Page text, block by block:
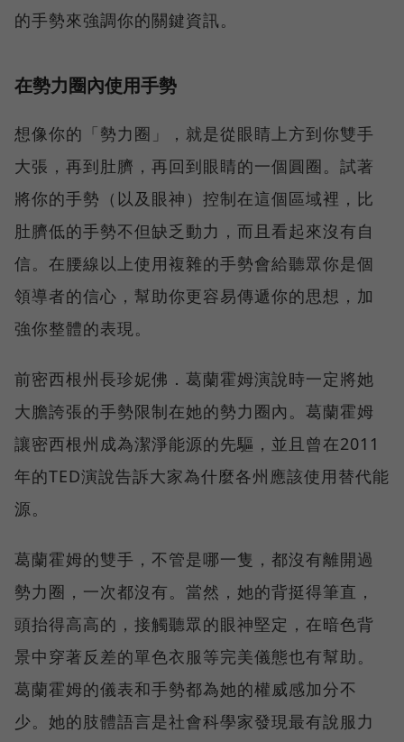
的手勢來強調你的關鍵資訊。
在勢力圈內使用手勢
想像你的「勢力圈」，就是從眼睛上方到你雙手
大張，再到肚臍，再回到眼睛的一個圓圈。試著
將你的手勢（以及眼神）控制在這個區域裡，比
肚臍低的手勢不但缺乏動力，而且看起來沒有自
信。在腰線以上使用複雜的手勢會給聽眾你是個
領導者的信心，幫助你更容易傳遞你的思想，加
強你整體的表現。
前密西根州長珍妮佛．葛蘭霍姆演說時一定將她
大膽誇張的手勢限制在她的勢力圈內。葛蘭霍姆
讓密西根州成為潔淨能源的先驅，並且曾在2011
年的TED演說告訴大家為什麼各州應該使用替代能
源。
葛蘭霍姆的雙手，不管是哪一隻，都沒有離開過
勢力圈，一次都沒有。當然，她的背挺得筆直，
頭抬得高高的，接觸聽眾的眼神堅定，在暗色背
景中穿著反差的單色衣服等完美儀態也有幫助。
葛蘭霍姆的儀表和手勢都為她的權威感加分不
少。她的肢體語言是社會科學家發現最有說服力